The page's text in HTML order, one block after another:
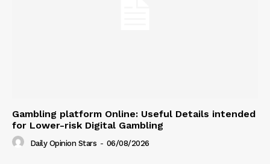
Gambling platform Online: Useful Details intended
for Lower-risk Digital Gambling
Daily Opinion Stars - 06/08/2026